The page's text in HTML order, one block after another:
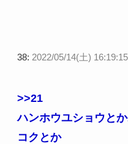
38: 2022/05/14(土)
>>21
ハンホウユショウと
コクとか